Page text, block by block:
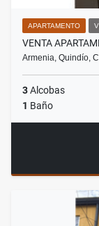
APARTAMENTO
VENTA
Armenia, Quindío,
3Alcobas
1 Baño